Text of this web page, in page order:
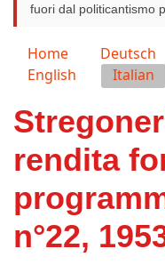
fuori dal politicantismo
Seleziona la tua lingua
Home Deutsch
English
Italian
rendita
n°22,